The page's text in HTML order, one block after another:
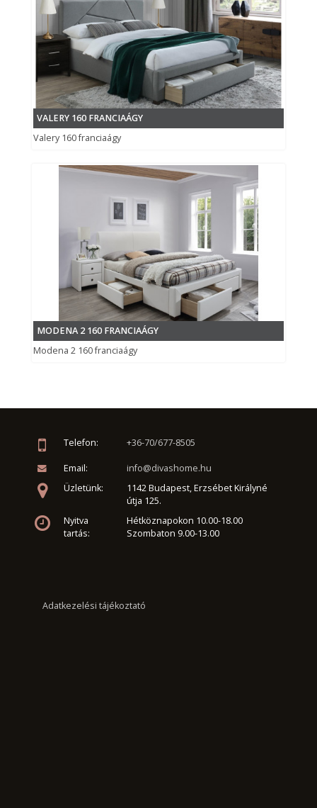
VALERY 160 FRANCIAÁGY
Valery 160 franciaágy
MODENA 2 160 FRANCIAÁGY
Modena 2 160 franciaágy
Telefon: +36-70/677-8505
Email:
info@divashome.hu
Üzletünk:
1142 Budapest, Erzsébet Királyné
útja 125.
Nyitva
tartás:
Hétköznapokon 10.00-18.00
Szombaton 9.00-13.00
Adatkezelési tájékoztató